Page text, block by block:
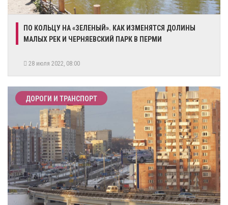
ПО КОЛЬЦУ НА «ЗЕЛЕНЫЙ». КАК ИЗМЕНЯТСЯ ДОЛИНЫ
МАЛЫХ РЕК И ЧЕРНЯЕВСКИЙ ПАРК В ПЕРМИ
28 июля 2022, 08:00
ДОРОГИ И ТРАНСПОРТ